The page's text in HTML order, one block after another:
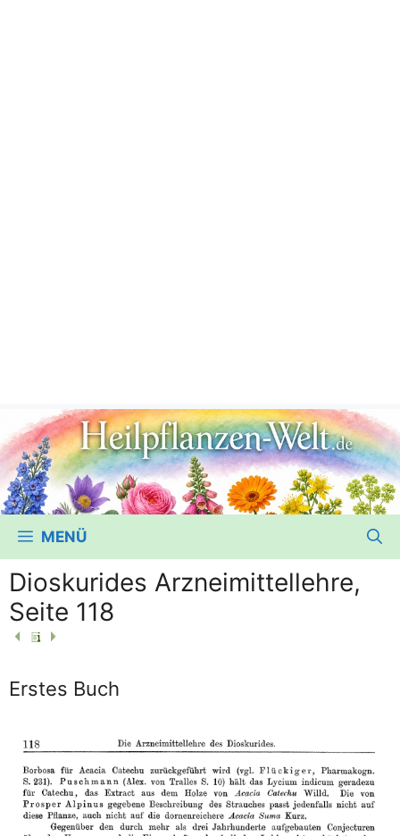
MENÜ
Dioskurides Arzneimittellehre,
Seite 118
Erstes Buch